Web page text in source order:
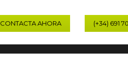
CONTACTA AHORA (+34) 691
Home